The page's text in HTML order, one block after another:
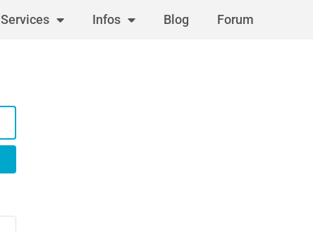
Services Infos Blog Forum